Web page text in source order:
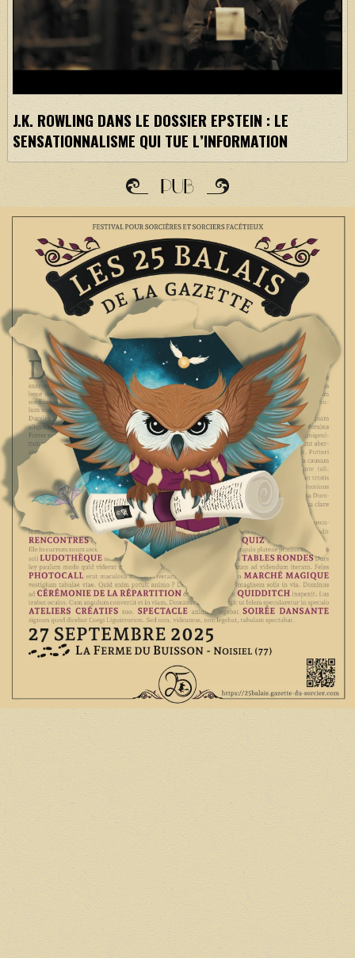
J.K. ROWLING DANS LE DOSSIER EPSTEIN : LE
SENSATIONNALISME QUI TUE L’INFORMATION
PUB